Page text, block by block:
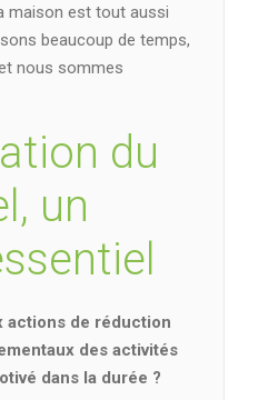
maison est tout aussi
beaucoup de temps,
nous sommes
du
un
actions de réduction
des activités
dans la durée ?